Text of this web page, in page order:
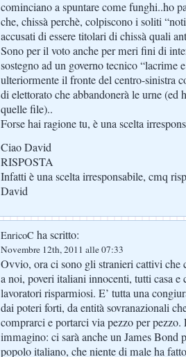
cominciano a spuntare come funghi..ho
che, chissà perchè, colpiscono i soliti
accusati di essere titolari di chissà quali
Sono per il voto anche per meri fini di
sostegno ad un governo tecnico “lacrime
ulteriormente il fronte del centro-sinistra
di elettorato che abbandonerà le urne (ed
quelle file)..
Forse hai ragione tu, è una scelta
Ciao David
RISPOSTA
Infatti è una scelta irresponsabile, cmq
David
EnricoC ha scritto:
Novembre 12th, 2011 alle 07:33
Ovvio, ora ci sono gli stranieri cattivi che
a noi, poveri italiani innocenti, tutti casa e
lavoratori risparmiosi. E’ tutta una
dai poteri forti, da entità sovranazionali
comprarci e portarci via pezzo per pezzo.
immagino: ci sarà anche un James Bond
popolo italiano, che niente di male ha